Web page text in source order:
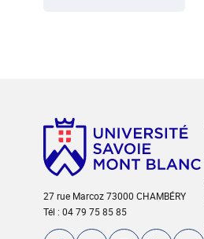
27 rue Marcoz 73000 CHAMBÉRY
Tél : 04 79 75 85 85